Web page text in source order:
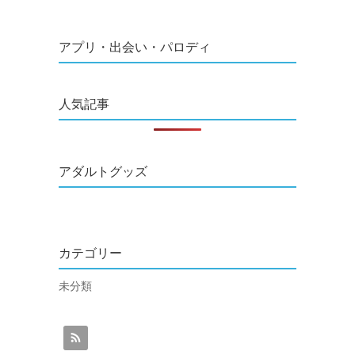
アプリ・出会い・パロディ
人気記事
アダルトグッズ
カテゴリー
未分類